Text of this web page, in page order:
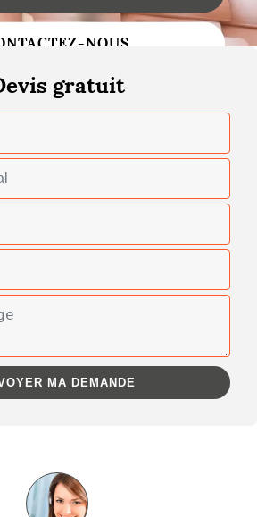
de toiture
Gouttières
de toiture
NOUS
gratuit